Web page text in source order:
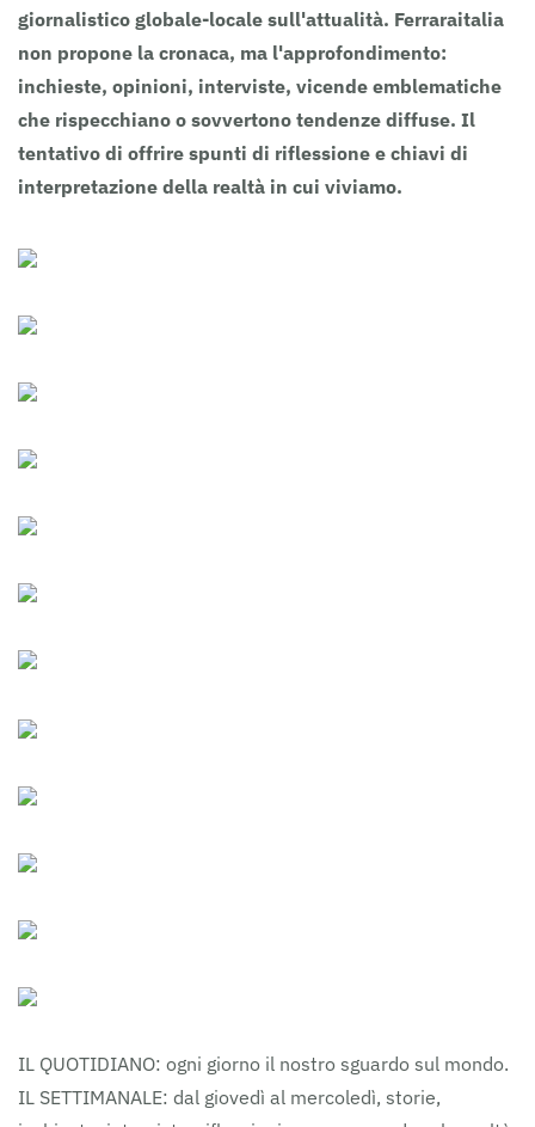
giornalistico globale-locale sull'attualità. Ferraraitalia
non propone la cronaca, ma l'approfondimento:
inchieste, opinioni, interviste, vicende emblematiche
che rispecchiano o sovvertono tendenze diffuse. Il
tentativo di offrire spunti di riflessione e chiavi di
interpretazione della realtà in cui viviamo.
IL QUOTIDIANO: ogni giorno il nostro sguardo sul mondo.
IL SETTIMANALE: dal giovedì al mercoledì, storie,